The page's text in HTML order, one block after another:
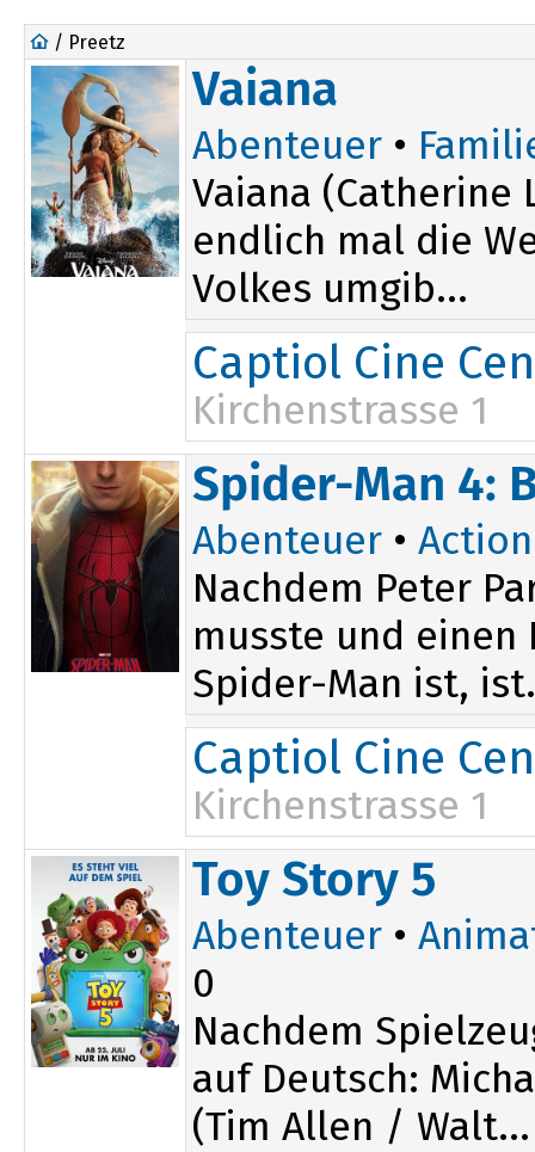
/ Preetz
Vaiana
Abenteuer •
Vaiana
endlich mal die
Volkes umgib...
Captiol Cine
Kirchenstrasse 1
13:45
16:00
18:10
20:30
Spider-Man 4:
Abenteuer • Action
Nachdem Peter
musste und
Spider-Man ist,
Captiol Cine
Kirchenstrasse 1
13:30
16:15
17:50
20:00
Toy Story 5
Abenteuer •
0
Nachdem
auf Deutsch:
(Tim Allen / Walt...